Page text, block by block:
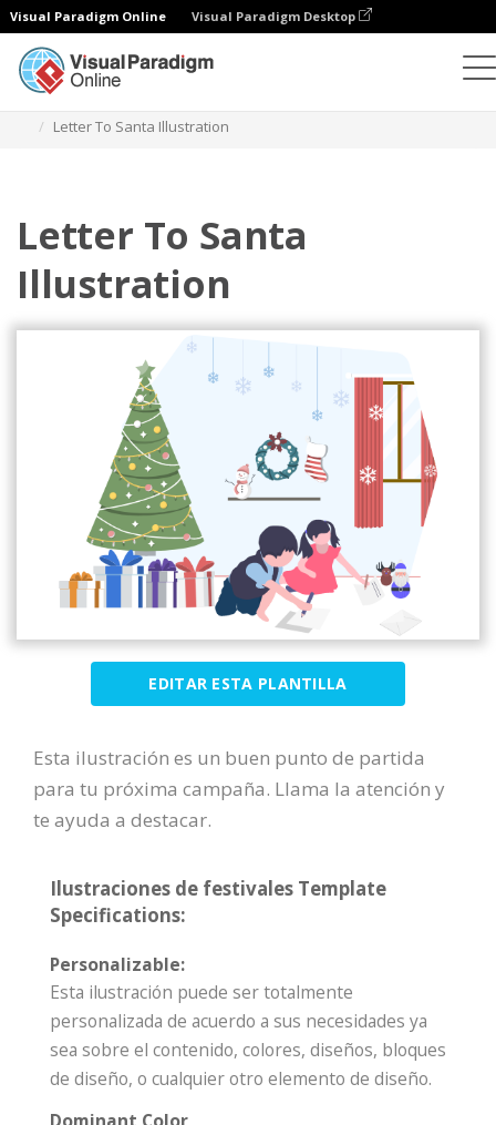
Visual Paradigm Online Visual Paradigm Desktop
Letter To Santa Illustration
Letter To Santa
Illustration
EDITAR ESTA PLANTILLA
Esta ilustración es un buen punto de partida
para tu próxima campaña. Llama la atención y
te ayuda a destacar.
Ilustraciones de festivales Template
Specifications:
Personalizable:
Esta ilustración puede ser totalmente
personalizada de acuerdo a sus necesidades ya
sea sobre el contenido, colores, diseños, bloques
de diseño, o cualquier otro elemento de diseño.